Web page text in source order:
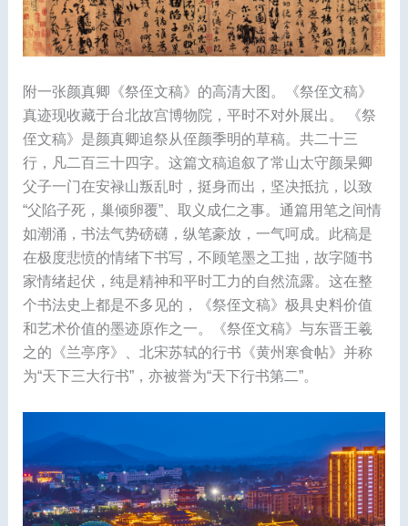
附一张颜真卿《祭侄文稿》的高清大图。《祭侄文稿》
真迹现收藏于台北故宫博物院，平时不对外展出。 《祭
侄文稿》是颜真卿追祭从侄颜季明的草稿。共二十三
行，凡二百三十四字。这篇文稿追叙了常山太守颜杲卿
父子一门在安禄山叛乱时，挺身而出，坚决抵抗，以致
“父陷子死，巢倾卵覆”、取义成仁之事。通篇用笔之间情
如潮涌，书法气势磅礴，纵笔豪放，一气呵成。此稿是
在极度悲愤的情绪下书写，不顾笔墨之工拙，故字随书
家情绪起伏，纯是精神和平时工力的自然流露。这在整
个书法史上都是不多见的，《祭侄文稿》极具史料价值
和艺术价值的墨迹原作之一。《祭侄文稿》与东晋王羲
之的《兰亭序》、北宋苏轼的行书《黄州寒食帖》并称
为“天下三大行书”，亦被誉为“天下行书第二”。